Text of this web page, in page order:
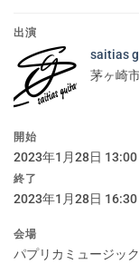
出演
saitias
茅ヶ崎
開始
2023年1月28日 13:00
終了
2023年1月28日 16:30
会場
パプリカミュージッ